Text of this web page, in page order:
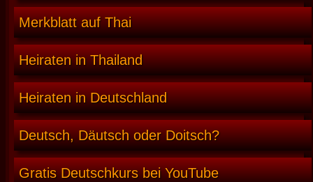
Merkblatt auf Thai
Heiraten in Thailand
Heiraten in Deutschland
Deutsch, Däutsch oder Doitsch?
Gratis Deutschkurs bei YouTube